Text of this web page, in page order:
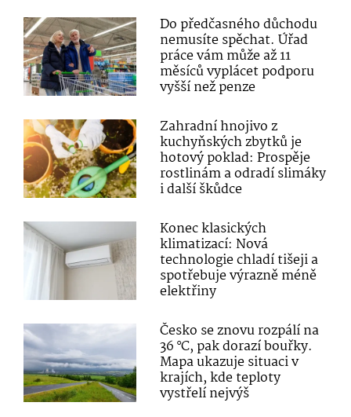
Do předčasného důchodu
nemusíte spěchat. Úřad
práce vám může až 11
měsíců vyplácet podporu
vyšší než penze
Zahradní hnojivo z
kuchyňských zbytků je
hotový poklad: Prospěje
rostlinám a odradí slimáky
i další škůdce
Konec klasických
klimatizací: Nová
technologie chladí tišeji a
spotřebuje výrazně méně
elektřiny
Česko se znovu rozpálí na
36 °C, pak dorazí bouřky.
Mapa ukazuje situaci v
krajích, kde teploty
vystřelí nejvýš